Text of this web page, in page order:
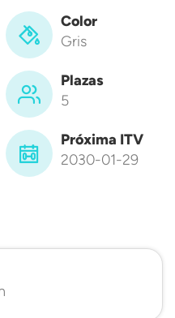
Color
Gris
Plazas
5
Próxima ITV
2030-01-29